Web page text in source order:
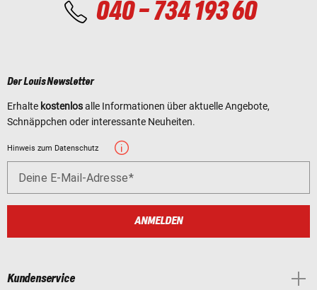
040 - 734 193 60
Der Louis Newsletter
Erhalte kostenlosalle Informationen über aktuelle Angebote,
Schnäppchen oder interessante Neuheiten.
Hinweis zum Datenschutz
Deine E-Mail-Adresse
ANMELDEN
Kundenservice